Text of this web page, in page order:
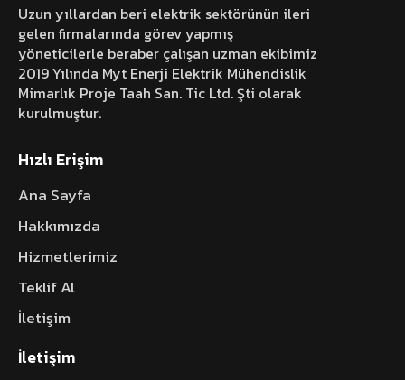
Uzun yıllardan beri elektrik sektörünün ileri
gelen firmalarında görev yapmış
yöneticilerle beraber çalışan uzman ekibimiz
2019 Yılında Myt Enerji Elektrik Mühendislik
Mimarlık Proje Taah San. Tic Ltd. Şti olarak
kurulmuştur.
Hızlı Erişim
Ana Sayfa
Hakkımızda
Hizmetlerimiz
Teklif Al
İletişim
İletişim